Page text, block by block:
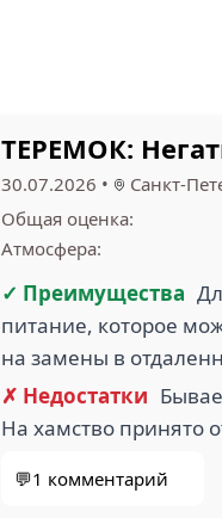
ТЕРЕМОК:
30.07.2026 • Санкт-
Общая оценка:
Атмосфера:
✓ Преимущества
питание, которое
на замены в
✗ Недостатки
На хамство принято
💬1 комментарий